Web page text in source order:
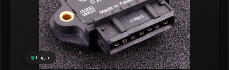
I lager